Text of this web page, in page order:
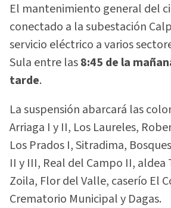
El mantenimiento general del
conectado a la subestación
servicio eléctrico a varios
Sula entre las8:45 de la
tarde.
La suspensión abarcará las
Arriaga I y II, Los Laureles,
Los Prados I, Sitradima,
II y III, Real del Campo II, aldea
Zoila, Flor del Valle, caserío El
Crematorio Municipal y Dagas.